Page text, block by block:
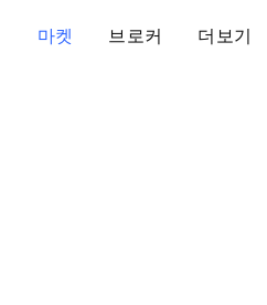
마켓 브로커 더보기